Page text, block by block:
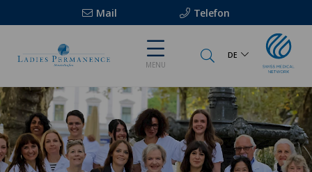
Mail Telefon
MENU
DE